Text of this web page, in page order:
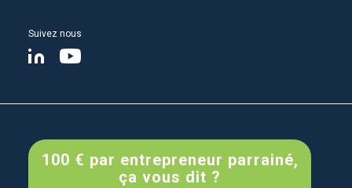
Suivez nous
Page linkedin
Page youtube
100 € par entrepreneur parrainé,
ça vous dit ?